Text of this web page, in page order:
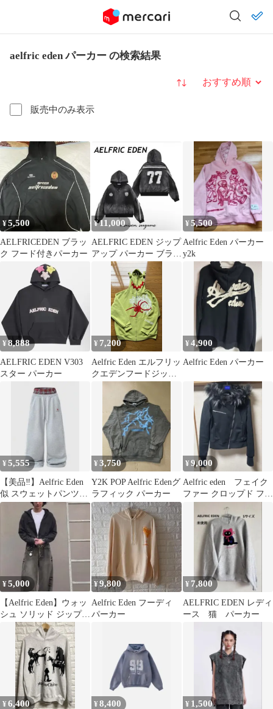
aelfric eden パーカー の検索結果
販売中のみ表示
並び替え
¥5,500
AELFRICEDEN ブラッ
ク フード付きパーカー
¥11,000
AELFRIC EDEN ジップ
アップ パーカー ブラッ
¥5,500
Aelfric Eden パーカー
y2k
¥8,888
AELFRIC EDEN V303
スター パーカー
¥ 7,200
Aelfric Eden エルフリッ
クエデンフードジップ
¥4,900
Aelfric Eden パーカー
¥5,555
【美品‼️】Aelfric Eden
似 スウェットパンツ
yuuna着用
¥3,750
Y2K POP Aelfric Edenグ
ラフィック パーカー
¥9,000
Aelfric eden フェイク
ファー クロップド フー
¥5,000
【Aelfric Eden】ウォッ
シュ ソリッド ジップア
ップ パーカー
¥9,800
Aelfric Eden フーディ
パーカー
¥ 7,800
AELFRIC EDEN レディ
ース 猫 パーカー
¥6,400 ¥8,400 ¥ 1,500